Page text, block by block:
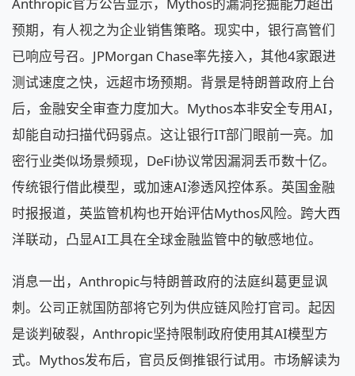
Anthropic官方公告显示，Mythos的漏洞挖掘能力超出
预期，有人视之为企业销售策略。现实中，银行高管们
已响应号召。JPMorgan Chase率先接入，其他4家跟进
测试速度之快，远超市场预期。背景是特朗普政府上台
后，金融安全审查力度加大。Mythos本非安全专用AI，
却能自动扫描代码弱点。这让银行IT部门眼前一亮。加
密行业类似场景频现，DeFi协议常因漏洞丢币数十亿。
传统银行借此模型，或加速AI渗透风控体系。英国金融
时报报道，英监管机构也开始评估Mythos风险。跨大西
洋联动，凸显AI工具在全球金融监管中的敏感地位。
消息一出，Anthropic与特朗普政府的法庭纠葛更显讽
刺。公司正就国防部将它列为供应链风险打官司。起因
是谈判破裂，Anthropic坚持限制政府使用其AI模型方
式。Mythos发布后，官员反倒推银行试用。市场解读为